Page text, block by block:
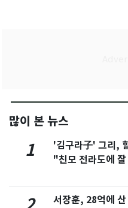
많이 본 뉴스
1
'김구라子' 그리,
"친모 전라도에
서장훈, 28억에